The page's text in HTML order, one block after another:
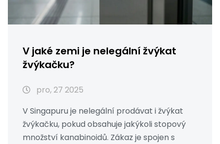
V jaké zemi je nelegální žvýkat
žvýkačku?
pro, 27 2025
V Singapuru je nelegální prodávat i žvýkat
žvýkačku, pokud obsahuje jakýkoli stopový
množství kanabinoidů. Zákaz je spojen s